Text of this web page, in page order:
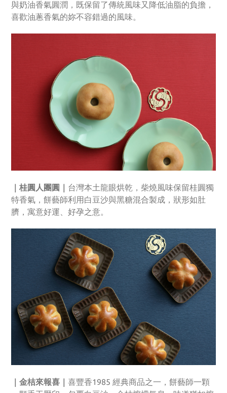
與奶油香氣圓潤，既保留了傳統風味又降低油脂的負擔，
喜歡油蔥香氣的妳不容錯過的風味。
｜桂圓人團圓｜ 台灣本土龍眼烘乾，柴燒風味保留桂圓獨
特香氣，餅藝師利用白豆沙與黑糖混合製成，狀形如肚
臍，寓意好運、好孕之意。
｜金桔來報喜｜ 喜豐香1985 經典商品之一，餅藝師一顆